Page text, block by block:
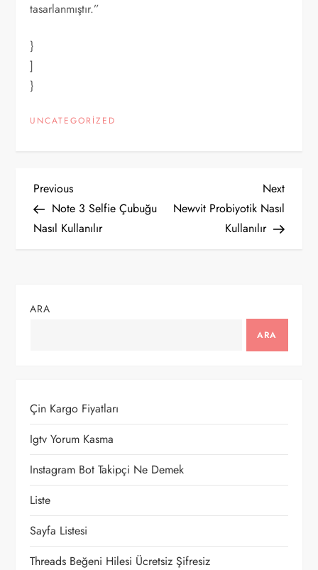
tasarlanmıştır.”
}
]
}
UNCATEGORIZED
Y
a
z
i
n
m
e
s
Previous
Post
Previous
Note 3 Selfie Çubuğu
Nasıl Kullanılır
Next
Post
Next
Newvit Probiyotik Nasıl
Kullanılır
ARA
ARA
Çin Kargo Fiyatları
Igtv Yorum Kasma
Instagram Bot Takipçi Ne Demek
Liste
Sayfa Listesi
Threads Beğeni Hilesi Ücretsiz Şifresiz